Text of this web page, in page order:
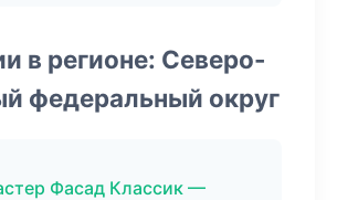
в регионе: Северо-
федеральный округ
Фасад Классик —